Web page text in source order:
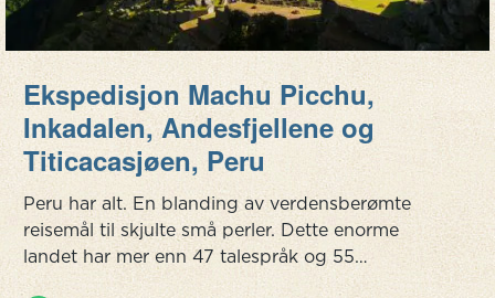
Ekspedisjon Machu Picchu,
Inkadalen, Andesfjellene og
Titicacasjøen, Peru
Peru har alt. En blanding av verdensberømte
reisemål til skjulte små perler. Dette enorme
landet har mer enn 47 talespråk og 55
urfolkssamfunn, spredt over regnskog, fjell, kyst